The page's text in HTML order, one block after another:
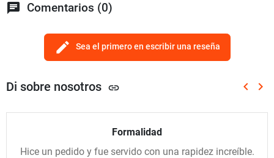
chat Comentarios (0)
edit Sea el primero en escribir una reseña
Di sobre nosotros link keyboard_arrow_left keyboard_arrow_right
Formalidad
Hice un pedido y fue servido con una rapidez increíble.